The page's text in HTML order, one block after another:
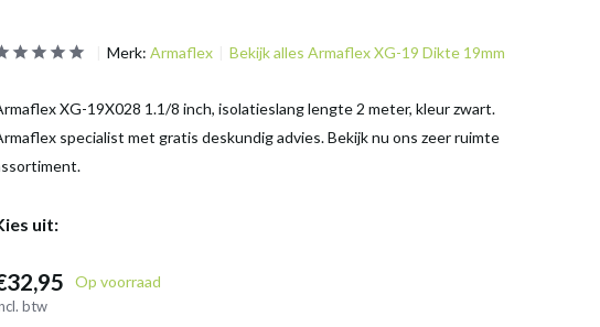
Merk: Armaflex Bekijk alles Armaflex XG-19 Dikte 19mm
XG-19X028 1.1/8 inch, isolatieslang lengte 2 meter, kleur zwart.
specialist met gratis deskundig advies. Bekijk nu ons zeer ruimte
uit:
Op voorraad
btw